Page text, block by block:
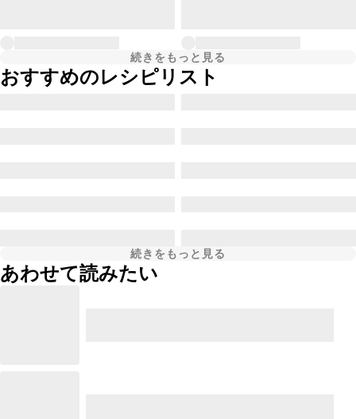
続きをもっと見る
おすすめのレシピリスト
続きをもっと見る
あわせて読みたい